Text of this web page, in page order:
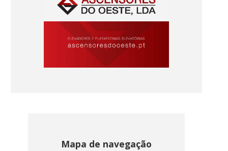
Mapa de navegação